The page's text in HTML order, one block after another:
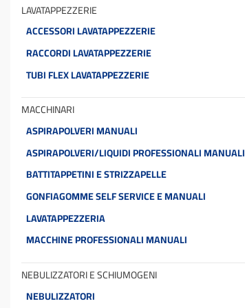
LAVATAPPEZZERIE
ACCESSORI LAVATAPPEZZERIE
RACCORDI LAVATAPPEZZERIE
TUBI FLEX LAVATAPPEZZERIE
MACCHINARI
ASPIRAPOLVERI MANUALI
ASPIRAPOLVERI/LIQUIDI PROFESSIONALI MANUALI
BATTITAPPETINI E STRIZZAPELLE
GONFIAGOMME SELF SERVICE E MANUALI
LAVATAPPEZZERIA
MACCHINE PROFESSIONALI MANUALI
NEBULIZZATORI E SCHIUMOGENI
NEBULIZZATORI